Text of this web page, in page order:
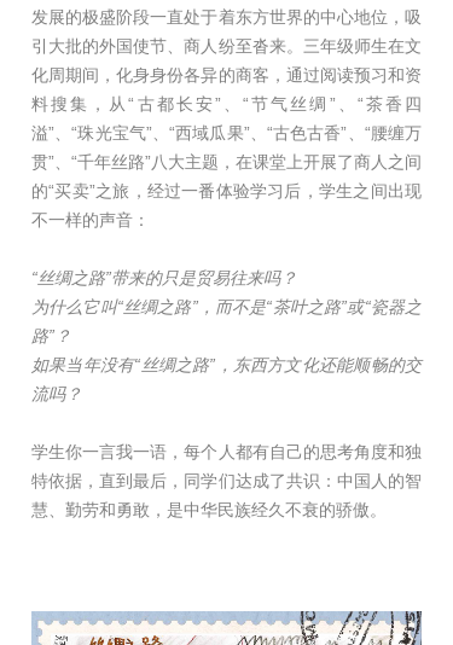
发展的极盛阶段一直处于着东方世界的中心地位，吸
引大批的外国使节、商人纷至沓来。三年级师生在文
化周期间，化身身份各异的商客，通过阅读预习和资
料搜集，从“古都长安”、“节气丝绸”、“茶香四
溢”、“珠光宝气”、“西域瓜果”、“古色古香”、“腰缠万
贯”、“千年丝路”八大主题，在课堂上开展了商人之间
的“买卖”之旅，经过一番体验学习后，学生之间出现
不一样的声音：
“丝绸之路”带来的只是贸易往来吗？
为什么它叫“丝绸之路”，而不是“茶叶之路”或“瓷器之
路”？
如果当年没有“丝绸之路”，东西方文化还能顺畅的交
流吗？
学生你一言我一语，每个人都有自己的思考角度和独
特依据，直到最后，同学们达成了共识：中国人的智
慧、勤劳和勇敢，是中华民族经久不衰的骄傲。